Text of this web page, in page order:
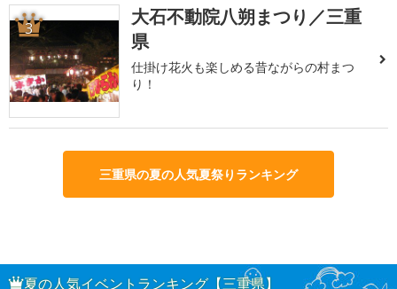
3
大石不動院八朔まつり／三重
県
仕掛け花火も楽しめる昔ながらの村まつ
り！
三重県の夏の人気夏祭りランキング
夏の人気イベントランキング【三重県】